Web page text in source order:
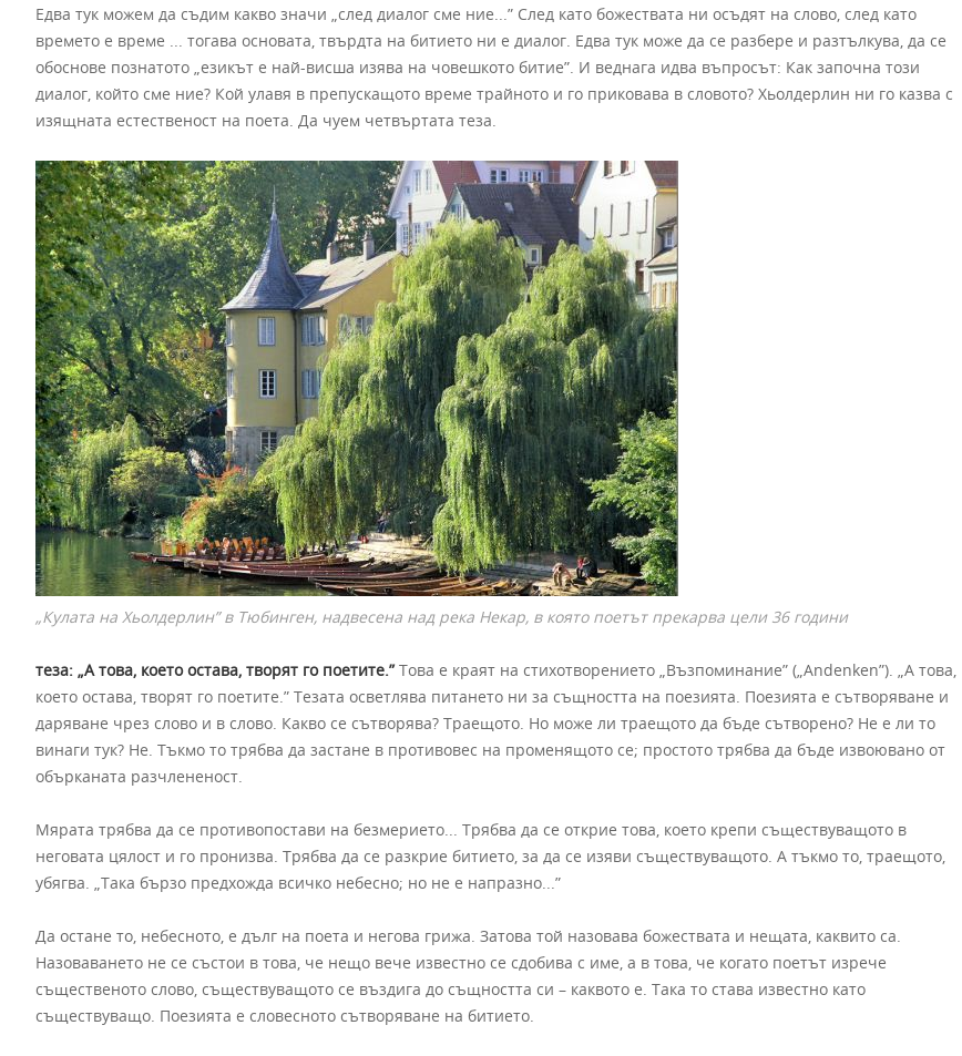
Едва тук можем да съдим какво значи „след диалог сме ние...” След като божествата ни осъдят на слово, след като
времето е време ... тогава основата, твърдта на битието ни е диалог. Едва тук може да се разбере и разтълкува, да се
обоснове познатото „езикът е най-висша изява на човешкото битие”. И веднага идва въпросът: Как започна този
диалог, който сме ние? Кой улавя в препускащото време трайното и го приковава в словото? Хьолдерлин ни го казва с
изящната естественост на поета. Да чуем четвъртата теза.
„Кулата на Хьолдерлин” в Тюбинген, надвесена над река Некар, в която поетът прекарва цели 36 години
теза: „А това, което остава, творят го поетите.”Това е краят на стихотворението „Възпоминание” („Andenken”). „А това,
което остава, творят го поетите.” Тезата осветлява питането ни за същността на поезията. Поезията е сътворяване и
даряване чрез слово и в слово. Какво се сътворява? Траещото. Но може ли траещото да бъде сътворено? Не е ли то
винаги тук? Не. Тъкмо то трябва да застане в противовес на променящото се; простото трябва да бъде извоювано от
обърканата разчлененост.
Мярата трябва да се противопостави на безмерието... Трябва да се открие това, което крепи съществуващото в
неговата цялост и го пронизва. Трябва да се разкрие битието, за да се изяви съществуващото. А тъкмо то, траещото,
убягва. „Така бързо предхожда всичко небесно; но не е напразно...”
Да остане то, небесното, е дълг на поета и негова грижа. Затова той назовава божествата и нещата, каквито са.
Назоваването не се състои в това, че нещо вече известно се сдобива с име, а в това, че когато поетът изрече
същественото слово, съществуващото се въздига до същността си – каквото е. Така то става известно като
съществуващо. Поезията е словесното сътворяване на битието.